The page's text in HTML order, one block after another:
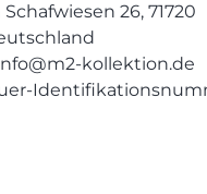
26, 71720
kollektion.de